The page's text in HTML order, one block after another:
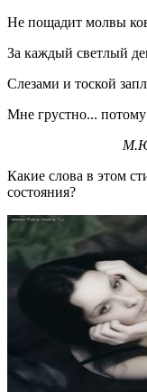
Не пощадит молвы
За каждый светлый
Слезами и тоской
Мне грустно... потому
Какие слова в этом
состояния?